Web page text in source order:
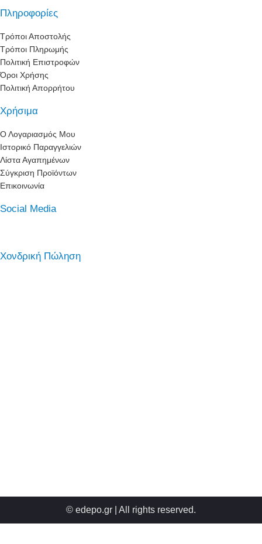
Πληροφορίες
Τρόποι Αποστολής
Τρόποι Πληρωμής
Πολιτική Επιστροφών
Όροι Χρήσης
Πολιτική Απορρήτου
Χρήσιμα
Ο Λογαριασμός Μου
Ιστορικό Παραγγελιών
Λίστα Αγαπημένων
Σύγκριση Προϊόντων
Επικοινωνία
Social Media
Χονδρική Πώληση
© edepo.gr | All rights reserved.